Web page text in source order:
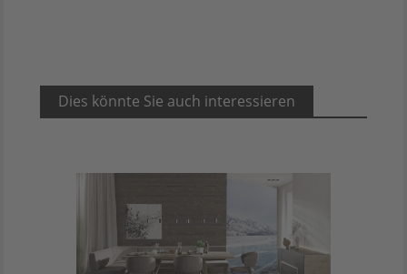
Dies könnte Sie auch interessieren